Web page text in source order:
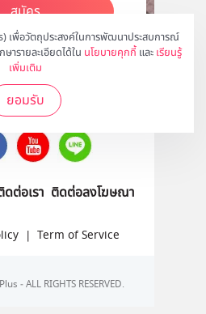
เพื่อวัตถุประสงค์ในการพัฒนาประสบการณ์
ารายละเอียดได้ใน นโยบายคุกกี้ และ เรียนรู้
เพิ่มเติม
ยอมรับ
สมัคร
ามเราได้ที่
ดต่อเรา ติดต่อลงโฆษณา
| Term of Service
- ALL RIGHTS RESERVED.